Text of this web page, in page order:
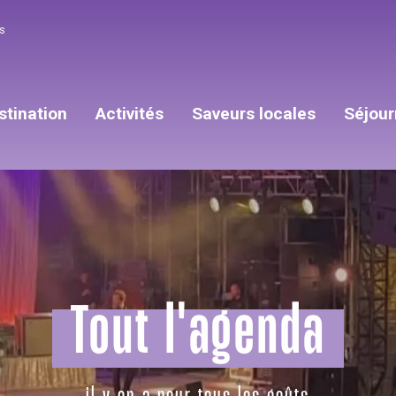
Activités Saveurs locales
Tout l'agenda